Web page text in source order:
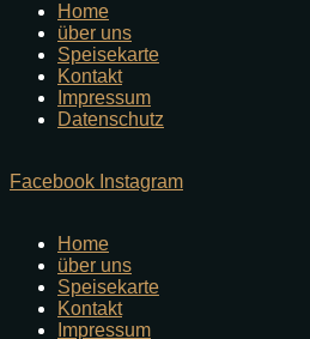
Home
über uns
Speisekarte
Kontakt
Impressum
Datenschutz
Facebook Instagram
Home
über uns
Speisekarte
Kontakt
Impressum